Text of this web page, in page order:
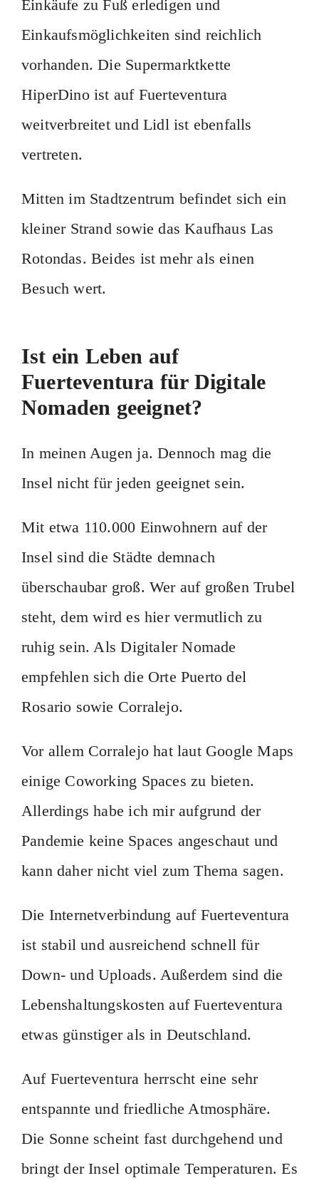
Einkäufe zu Fuß erledigen und
Einkaufsmöglichkeiten sind reichlich
vorhanden. Die Supermarktkette
HiperDino ist auf Fuerteventura
weitverbreitet und Lidl ist ebenfalls
vertreten.
Mitten im Stadtzentrum befindet sich ein
kleiner Strand sowie das Kaufhaus Las
Rotondas. Beides ist mehr als einen
Besuch wert.
Ist ein Leben auf
Fuerteventura für Digitale
Nomaden geeignet?
In meinen Augen ja. Dennoch mag die
Insel nicht für jeden geeignet sein.
Mit etwa 110.000 Einwohnern auf der
Insel sind die Städte demnach
überschaubar groß. Wer auf großen Trubel
steht, dem wird es hier vermutlich zu
ruhig sein. Als Digitaler Nomade
empfehlen sich die Orte Puerto del
Rosario sowie Corralejo.
Vor allem Corralejo hat laut Google Maps
einige Coworking Spaces zu bieten.
Allerdings habe ich mir aufgrund der
Pandemie keine Spaces angeschaut und
kann daher nicht viel zum Thema sagen.
Die Internetverbindung auf Fuerteventura
ist stabil und ausreichend schnell für
Down- und Uploads. Außerdem sind die
Lebenshaltungskosten auf Fuerteventura
etwas günstiger als in Deutschland.
Auf Fuerteventura herrscht eine sehr
entspannte und friedliche Atmosphäre.
Die Sonne scheint fast durchgehend und
bringt der Insel optimale Temperaturen. Es